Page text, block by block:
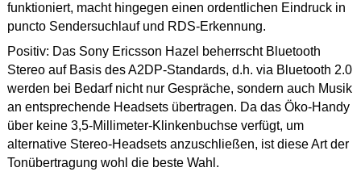
funktioniert, macht hingegen einen ordentlichen Eindruck in
puncto Sendersuchlauf und RDS-Erkennung.
Positiv: Das Sony Ericsson Hazel beherrscht Bluetooth
Stereo auf Basis des A2DP-Standards, d.h. via Bluetooth 2.0
werden bei Bedarf nicht nur Gespräche, sondern auch Musik
an entsprechende Headsets übertragen. Da das Öko-Handy
über keine 3,5-Millimeter-Klinkenbuchse verfügt, um
alternative Stereo-Headsets anzuschließen, ist diese Art der
Tonübertragung wohl die beste Wahl.